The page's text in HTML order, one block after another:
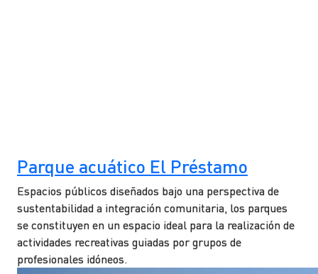
Parque acuático El Préstamo
Espacios públicos diseñados bajo una perspectiva de
sustentabilidad a integración comunitaria, los parques
se constituyen en un espacio ideal para la realización de
actividades recreativas guiadas por grupos de
profesionales idóneos.